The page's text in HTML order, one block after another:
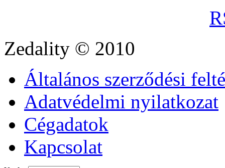
Zedality © 2010
Általános szerződési
Adatvédelmi nyilatkozat
Cégadatok
Kapcsolat